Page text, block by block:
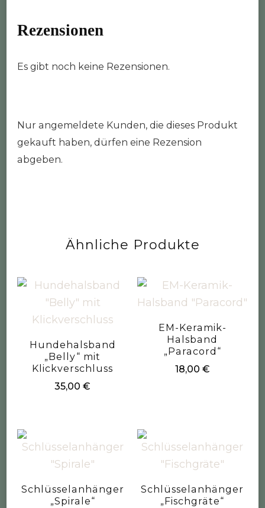
Rezensionen
Es gibt noch keine Rezensionen.
Nur angemeldete Kunden, die dieses Produkt
gekauft haben, dürfen eine Rezension
abgeben.
Ähnliche Produkte
Hundehalsband
„Belly“ mit
Klickverschluss
35,00€
EM-Keramik-
Halsband
„Paracord“
18,00 €
Schlüsselanhänger
„Spirale“
Schlüsselanhänger
„Fischgräte“